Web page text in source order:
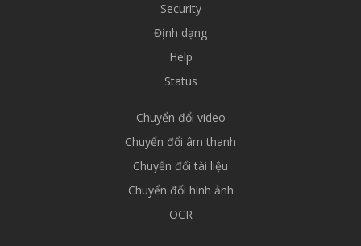
Security
Định dạng
Help
Status
Chuyển đổi video
Chuyển đổi âm thanh
Chuyển đổi tài liệu
Chuyển đổi hình ảnh
OCR